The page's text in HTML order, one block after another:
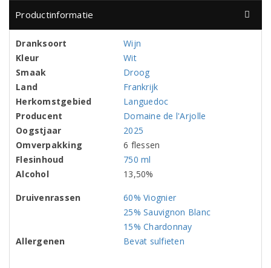
Productinformatie
Dranksoort
Wijn
Kleur
Wit
Smaak
Droog
Land
Frankrijk
Herkomstgebied
Languedoc
Producent
Domaine de l'Arjolle
Oogstjaar
2025
Omverpakking
6 flessen
Flesinhoud
750 ml
Alcohol
13,50%
Druivenrassen
60% Viognier
25% Sauvignon Blanc
15% Chardonnay
Allergenen
Bevat sulfieten